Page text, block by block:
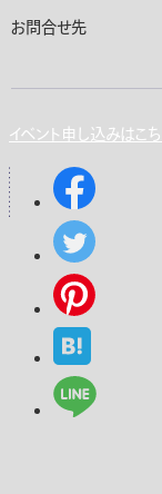
お問合せ先
イベント申し込みはこ